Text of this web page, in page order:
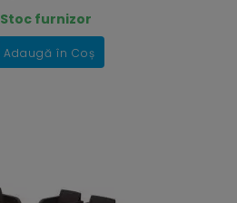
Stoc furnizor
Adaugă în Coș